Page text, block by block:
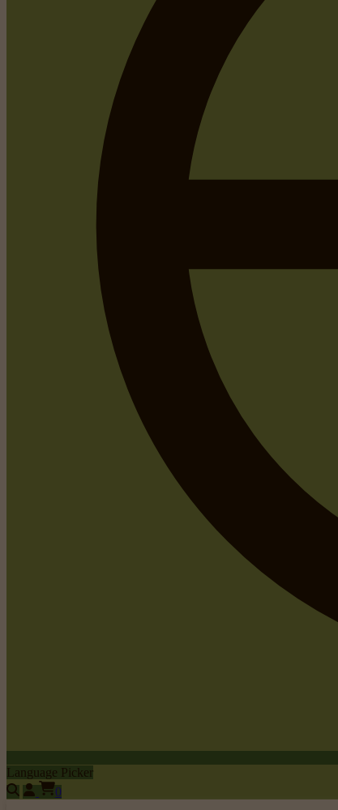
Language Picker
0